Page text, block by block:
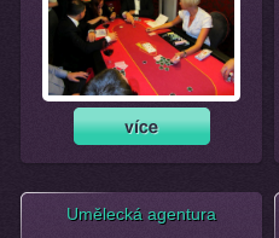
Umělecká agentura